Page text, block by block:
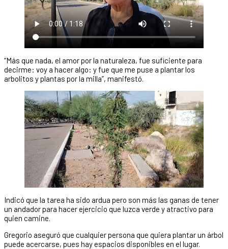
“Más que nada, el amor por la naturaleza, fue suficiente para
decirme: voy a hacer algo: y fue que me puse a plantar los
arbolitos y plantas por la milla”, manifestó.
Indicó que la tarea ha sido ardua pero son más las ganas de tener
un andador para hacer ejercicio que luzca verde y atractivo para
quien camine.
Gregorio aseguró que cualquier persona que quiera plantar un árbol
puede acercarse, pues hay espacios disponibles en el lugar.